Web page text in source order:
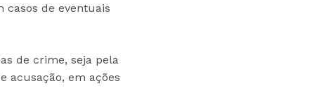
casos de eventuais
de crime, seja pela
acusação, em ações